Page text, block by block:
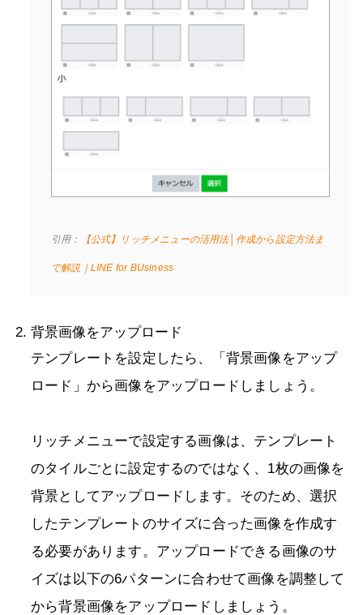
引用： 【公式】リッチメニューの活用法│作成から設定方法ま
で解説｜LINE for BUsiness
背景画像をアップロード
テンプレートを設定したら、「背景画像をアップ
ロード」から画像をアップロードしましょう。
リッチメニューで設定する画像は、テンプレート
のタイルごとに設定するのではなく、1枚の画像を
背景としてアップロードします。そのため、選択
したテンプレートのサイズに合った画像を作成す
る必要があります。アップロードできる画像のサ
イズは以下の6パターンに合わせて画像を調整して
から背景画像をアップロードしましょう。